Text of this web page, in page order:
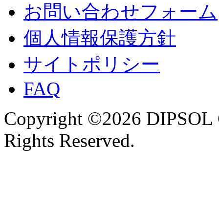
お問い合わせフォーム
個人情報保護方針
サイトポリシー
FAQ
Copyright ©2026
Rights Reserved.